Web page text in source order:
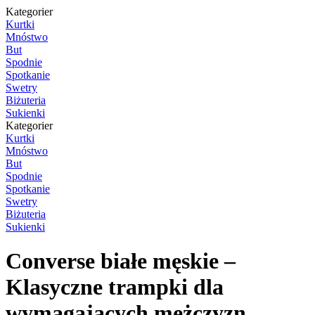
Kategorier
Kurtki
Mnóstwo
But
Spodnie
Spotkanie
Swetry
Biżuteria
Sukienki
Kategorier
Kurtki
Mnóstwo
But
Spodnie
Spotkanie
Swetry
Biżuteria
Sukienki
Converse białe męskie –
Klasyczne trampki dla